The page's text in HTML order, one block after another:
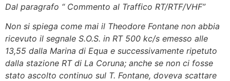
Dal paragrafo “ Commento al Traffico RT/RTF/VHF”
Non si spiega come mai il Theodore Fontane non abbia
ricevuto il segnale S.O.S. in RT 500 kc/s emesso alle
13,55 dalla Marina di Equa e successivamente ripetuto
dalla stazione RT di La Coruna; anche se non ci fosse
stato ascolto continuo sul T. Fontane, doveva scattare